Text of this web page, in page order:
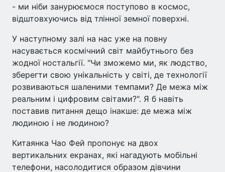
- ми ніби занурюємося поступово в космос,
відштовхуючись від тлінної земної поверхні.
У наступному залі на нас уже на повну
насувається космічний світ майбутнього без
жодної ностальгії. "Чи зможемо ми, як людство,
зберегти свою унікальність у світі, де технології
розвиваються шаленими темпами? Де межа між
реальним і цифровим світами?". Я б навіть
поставив питання дещо інакше: де межа між
людиною і не людиною?
Китаянка Чао Фей пропонує на двох
вертикальних екранах, які нагадують мобільні
телефони, насолодитися образом дівчини